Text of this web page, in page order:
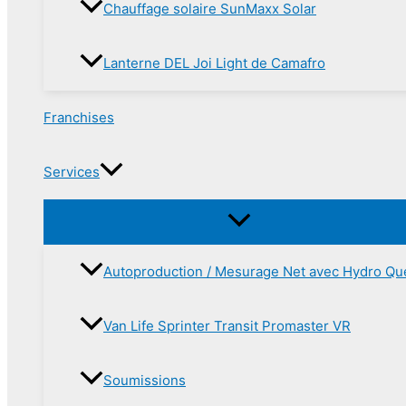
Chauffage solaire SunMaxx Solar
Lanterne DEL Joi Light de Camafro
Franchises
Services
Autoproduction / Mesurage Net avec Hydro
Van Life Sprinter Transit Promaster VR
Soumissions